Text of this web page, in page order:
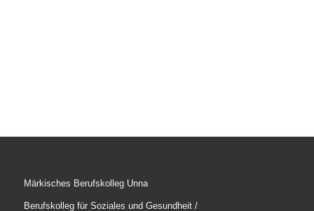
Märkisches Berufskolleg Unna
Berufskolleg für Soziales und Gesundheit /